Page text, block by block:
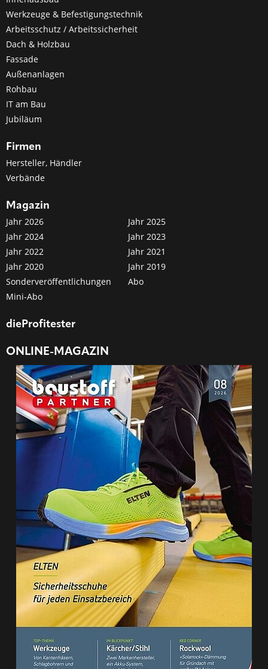
Werkzeuge & Befestigungstechnik
Arbeitsschutz / Arbeitssicherheit
Dach & Holzbau
Fassade
Außenanlagen
Rohbau
IT am Bau
Jubiläum
Firmen
Hersteller, Händler
Verbände
Magazin
Jahr 2026
Jahr 2025
Jahr 2024
Jahr 2023
Jahr 2022
Jahr 2021
Jahr 2020
Jahr 2019
Sonderveröffentlichungen
Abo
Mini-Abo
dieProfitester
ONLINE-MAGAZIN